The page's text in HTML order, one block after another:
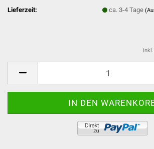
Lieferzeit: ca. 3-4 Tage